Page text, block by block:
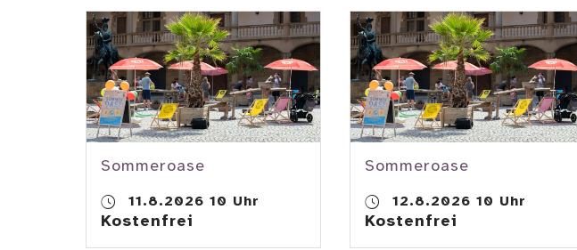
Sommeroase
11.8.2026 10 Uhr
Kostenfrei
Sommeroase
12.8.2026 10 Uhr
Kostenfrei